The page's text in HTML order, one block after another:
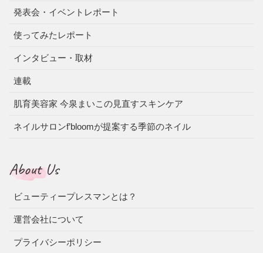
発表会・イベントレポート
使ってみたレポート
インタビュー・取材
連載
肌育美容家 今泉まいこの見直すスキンケア
ネイルサロンf’bloomが提案する季節のネイル
About Us
ビューティープレスマンとは？
運営会社について
プライバシーポリシー